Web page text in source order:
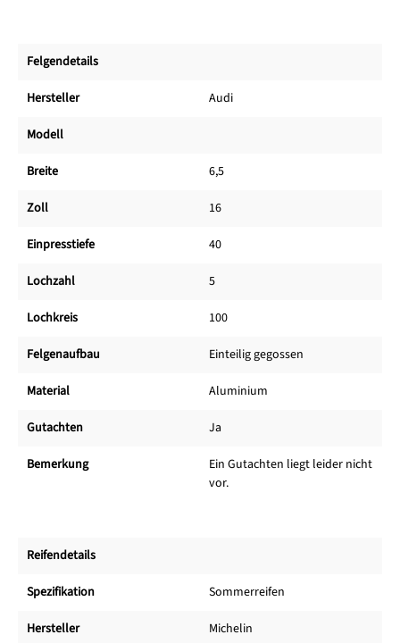
Felgendetails
Hersteller Audi
Modell
Breite 6,5
Zoll 16
Einpresstiefe 40
Lochzahl 5
Lochkreis 100
Felgenaufbau Einteilig gegossen
Material Aluminium
Gutachten Ja
Bemerkung
Ein Gutachten liegt leider nicht
vor.
Reifendetails
Spezifikation Sommerreifen
Hersteller Michelin